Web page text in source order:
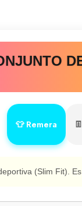
👕 Remera
(Slim Fit).